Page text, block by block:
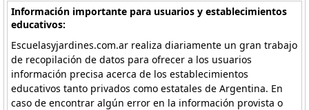
Información importante para usuarios y establecimientos
educativos:
Escuelasyjardines.com.ar realiza diariamente un gran trabajo
de recopilación de datos para ofrecer a los usuarios
información precisa acerca de los establecimientos
educativos tanto privados como estatales de Argentina. En
caso de encontrar algún error en la información provista o